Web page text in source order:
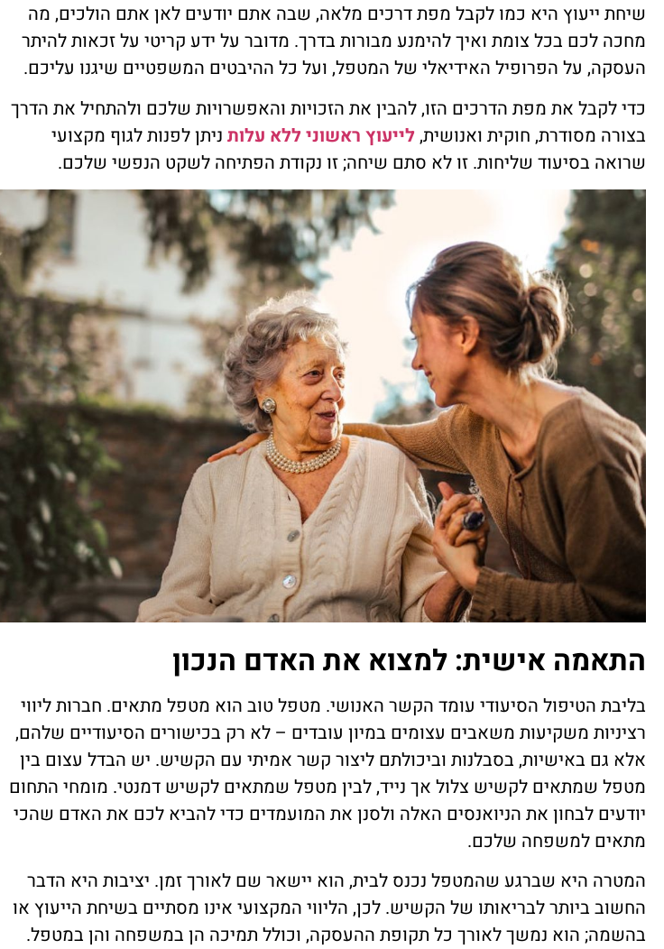
שיחת ייעוץ היא כמו לקבל מפת דרכים מלאה, שבה אתם יודעים לאן אתם הולכים, מה
מחכה לכם בכל צומת ואיך להימנע מבורות בדרך. מדובר על ידע קריטי על זכאות להיתר
העסקה, על הפרופיל האידיאלי של המטפל, ועל כל ההיבטים המשפטיים שיגנו עליכם.
כדי לקבל את מפת הדרכים הזו, להבין את הזכויות והאפשרויות שלכם ולהתחיל את הדרך
בצורה מסודרת, חוקית ואנושית, לייעוץ ראשוני ללא עלות ניתן לפנות לגוף מקצועי
שרואה בסיעוד שליחות. זו לא סתם שיחה; זו נקודת הפתיחה לשקט הנפשי שלכם.
התאמה אישית: למצוא את האדם הנכון
בליבת הטיפול הסיעודי עומד הקשר האנושי. מטפל טוב הוא מטפל מתאים. חברות ליווי
רציניות משקיעות משאבים עצומים במיון עובדים – לא רק בכישורים הסיעודיים שלהם,
אלא גם באישיות, בסבלנות וביכולתם ליצור קשר אמיתי עם הקשיש. יש הבדל עצום בין
מטפל שמתאים לקשיש צלול אך נייד, לבין מטפל שמתאים לקשיש דמנטי. מומחי התחום
יודעים לבחון את הניואנסים האלה ולסנן את המועמדים כדי להביא לכם את האדם שהכי
מתאים למשפחה שלכם.
המטרה היא שברגע שהמטפל נכנס לבית, הוא יישאר שם לאורך זמן. יציבות היא הדבר
החשוב ביותר לבריאותו של הקשיש. לכן, הליווי המקצועי אינו מסתיים בשיחת הייעוץ או
בהשמה; הוא נמשך לאורך כל תקופת ההעסקה, וכולל תמיכה הן במשפחה והן במטפל.